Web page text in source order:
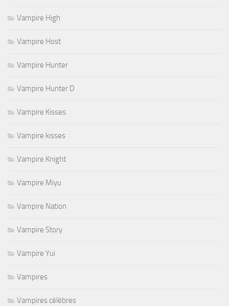
Vampire High
Vampire Host
Vampire Hunter
Vampire Hunter D
Vampire Kisses
Vampire kisses
Vampire Knight
Vampire Miyu
Vampire Nation
Vampire Story
Vampire Yui
Vampires
Vampires célèbres